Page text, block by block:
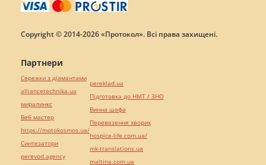
Copyright © 2014-2026 «Протокол». Всі права захищені.
Партнери
Сережки з діамантами
alliancetechnika.ua
миралинкс
Веб мастер
https://motokosmos.ua/
Синтезатори
perevod.agency
pereklad.ua
Підготовка до НМТ / ЗНО
Винна шафа
Перевезення хворих
hospice-life.com.ua/
mk-translations.ua
maltina.com.ua